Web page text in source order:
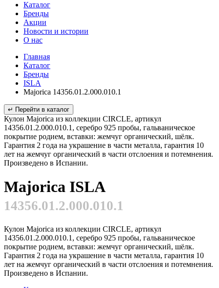
Каталог
Бренды
Акции
Новости и истории
О нас
Главная
Каталог
Бренды
ISLA
Majorica 14356.01.2.000.010.1
↵ Перейти в каталог
Кулон Majorica из коллекции CIRCLE, артикул
14356.01.2.000.010.1, серебро 925 пробы, гальваническое
покрытие родием, вставки: жемчуг органический, шёлк.
Гарантия 2 года на украшение в части металла, гарантия 10
лет на жемчуг органический в части отслоения и потемнения.
Произведено в Испании.
Majorica ISLA
14356.01.2.000.010.1
Кулон Majorica из коллекции CIRCLE, артикул
14356.01.2.000.010.1, серебро 925 пробы, гальваническое
покрытие родием, вставки: жемчуг органический, шёлк.
Гарантия 2 года на украшение в части металла, гарантия 10
лет на жемчуг органический в части отслоения и потемнения.
Произведено в Испании.